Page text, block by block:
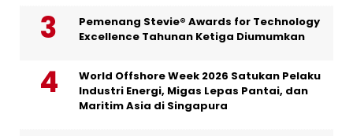
Pemenang Stevie® Awards for Technology
Excellence Tahunan Ketiga Diumumkan
World Offshore Week 2026 Satukan Pelaku
Industri Energi, Migas Lepas Pantai, dan
Maritim Asia di Singapura